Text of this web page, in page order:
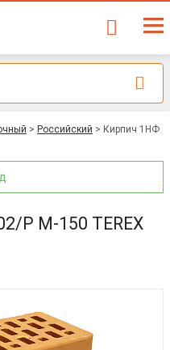
> Российский > Кирпич 1НФ
Р М-150 TEREX